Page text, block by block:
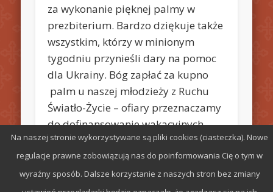
za wykonanie pięknej palmy w
prezbiterium. Bardzo dziękuje także
wszystkim, którzy w minionym
tygodniu przynieśli dary na pomoc
dla Ukrainy. Bóg zapłać za kupno
palm u naszej młodzieży z Ruchu
Światło-Życie – ofiary przeznaczamy
do dofinansowanie wakacyjnych
rekolekcji oazowych.
Na naszej stronie wykorzystywane są pliki cookies (ciasteczka). Nowe
regulacje prawne zobowiązują nas do poinformowania Cię o tym w
wyraźny sposób. Dalsze korzystanie z naszych stron bez zmiany